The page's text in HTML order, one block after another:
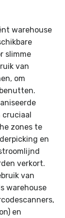
warehouse
slimme
van
om
cruciaal
zones te
en
verkort.
van
warehouse
en